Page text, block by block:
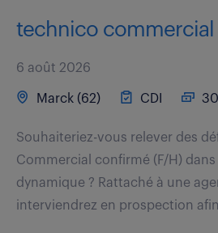
technico commercial
6 août 2026
Marck (62) CDI
Souhaiteriez-vous relever des
Commercial confirmé (F/H)
dynamique ? Rattaché à une
interviendrez en prospection